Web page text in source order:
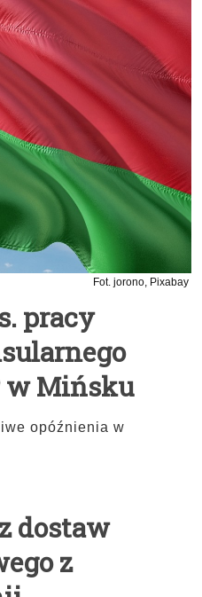
Fot. jorono, Pixabay
pracy
w Mińsku
opóźnienia w
dostaw
z